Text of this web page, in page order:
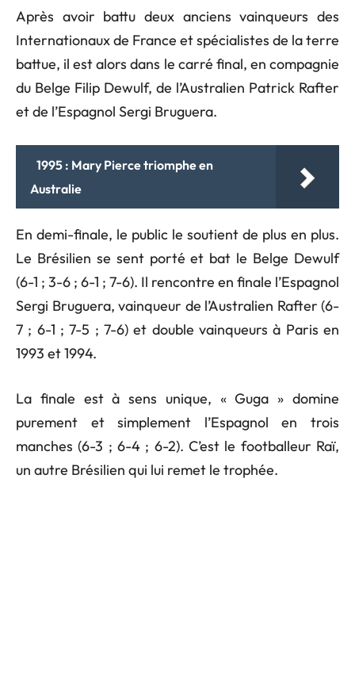
Après avoir battu deux anciens vainqueurs des
Internationaux de France et spécialistes de la terre
battue, il est alors dans le carré final, en compagnie
du Belge Filip Dewulf, de l’Australien Patrick Rafter
et de l’Espagnol Sergi Bruguera.
1995 : Mary Pierce triomphe en
Australie
En demi-finale, le public le soutient de plus en plus.
Le Brésilien se sent porté et bat le Belge Dewulf
(6-1 ; 3-6 ; 6-1 ; 7-6). Il rencontre en finale l’Espagnol
Sergi Bruguera, vainqueur de l’Australien Rafter (6-
7 ; 6-1 ; 7-5 ; 7-6) et double vainqueurs à Paris en
1993 et 1994.
La finale est à sens unique, « Guga » domine
purement et simplement l’Espagnol en trois
manches (6-3 ; 6-4 ; 6-2). C’est le footballeur Raï,
un autre Brésilien qui lui remet le trophée.